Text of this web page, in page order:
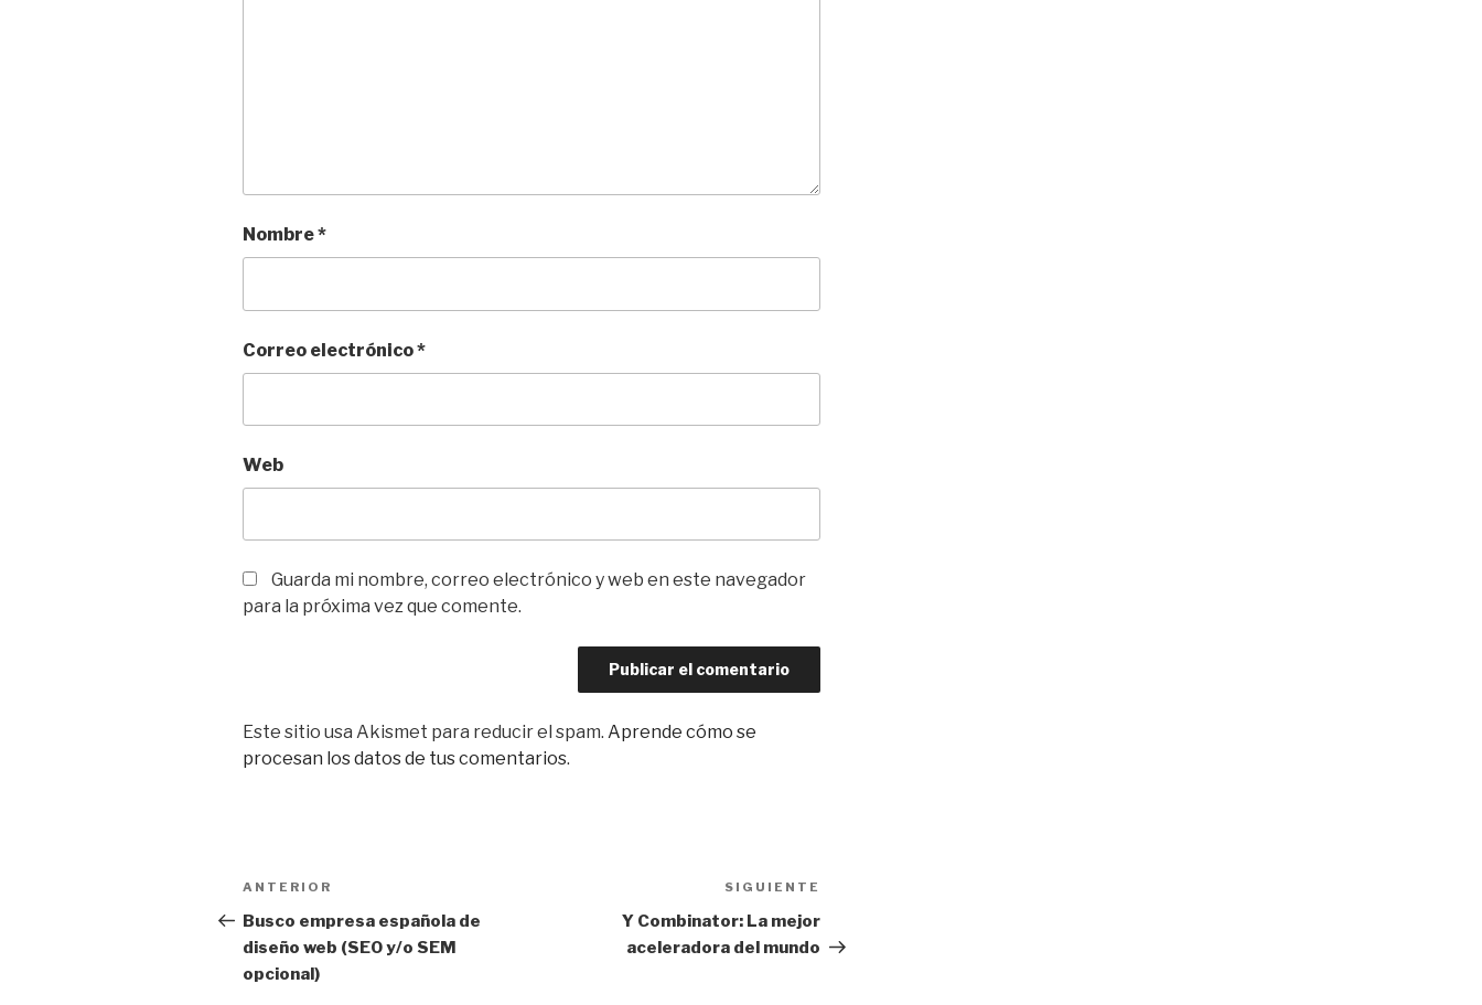
Nombre*
Correo electrónico*
Web
Guarda mi nombre, correo electrónico y web en este navegador
para la próxima vez que comente.
Este sitio usa Akismet para reducir el spam. Aprende cómo se
procesan los datos de tus comentarios.
Navegación
de
entradas
Entrada
anterior:
ANTERIOR
Busco empresa española de
diseño web (SEO y/o SEM
opcional)
entrada
SIGUIENTE
Y Combinator: La mejor
aceleradora del mundo